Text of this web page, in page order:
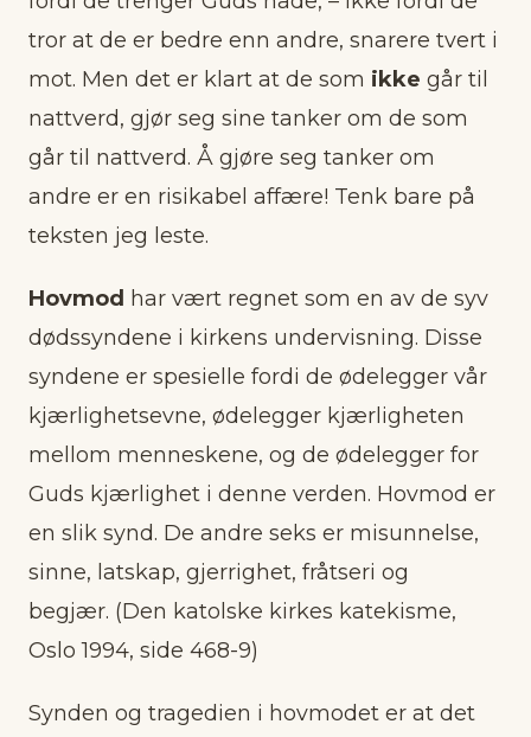
tror at de er bedre enn andre, snarere tvert i
mot. Men det er klart at de som ikke går til
nattverd, gjør seg sine tanker om de som
går til nattverd. Å gjøre seg tanker om
andre er en risikabel affære! Tenk bare på
teksten jeg leste.
Hovmod har vært regnet som en av de syv
dødssyndene i kirkens undervisning. Disse
syndene er spesielle fordi de ødelegger vår
kjærlighetsevne, ødelegger kjærligheten
mellom menneskene, og de ødelegger for
Guds kjærlighet i denne verden. Hovmod er
en slik synd. De andre seks er misunnelse,
sinne, latskap, gjerrighet, fråtseri og
begjær. (Den katolske kirkes katekisme,
Oslo 1994, side 468-9)
Synden og tragedien i hovmodet er at det